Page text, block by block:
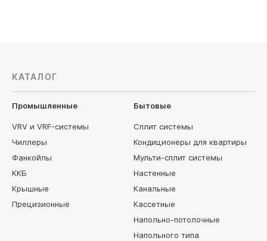
КАТАЛОГ
Промышленные
VRV и VRF-системы
Чиллеры
Фанкойлы
ККБ
Крышные
Прецизионные
Бытовые
Сплит системы
Кондиционеры для квартиры
Мульти-сплит системы
Настенные
Канальные
Кассетные
Напольно-потолочные
Напольного типа